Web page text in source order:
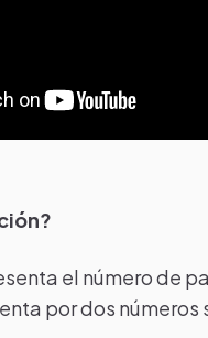
el número de
por dos